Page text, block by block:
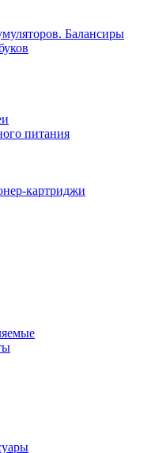
Балансиры
питания
картриджи